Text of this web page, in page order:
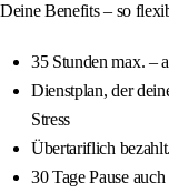
Deine Benefits – so
35 Stunden max. –
Dienstplan, der
Stress
Übertariflich
30 Tage Pause auch